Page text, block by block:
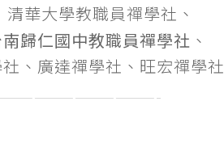
華大學教職員禪學社 、
南歸仁國中教職員禪學社 、
、廣達禪學社、旺宏禪學社